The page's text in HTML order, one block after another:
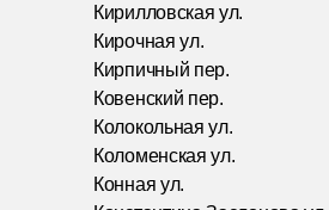
Кирилловская ул.
Кирочная ул.
Кирпичный пер.
Ковенский пер.
Колокольная ул.
Коломенская ул.
Конная ул.